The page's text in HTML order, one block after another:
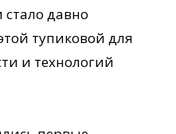
давно
тупиковой для
и технологий